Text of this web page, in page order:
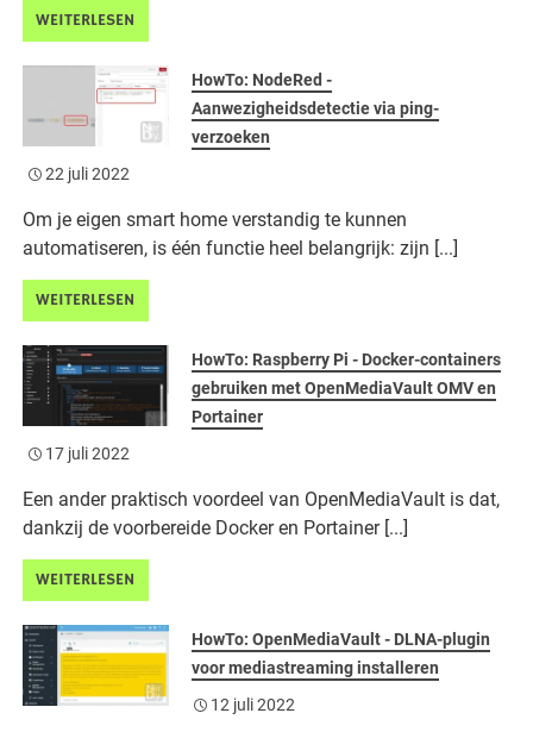
WEITERLESEN
HowTo: NodeRed -
Aanwezigheidsdetectie via ping-
verzoeken
22 juli 2022
Om je eigen smart home verstandig te kunnen
automatiseren, is één functie heel belangrijk: zijn [...]
WEITERLESEN
HowTo: Raspberry Pi - Docker-containers
gebruiken met OpenMediaVault OMV en
Portainer
17 juli 2022
Een ander praktisch voordeel van OpenMediaVault is dat,
dankzij de voorbereide Docker en Portainer [...]
WEITERLESEN
HowTo: OpenMediaVault - DLNA-plugin
voor mediastreaming installeren
12 juli 2022